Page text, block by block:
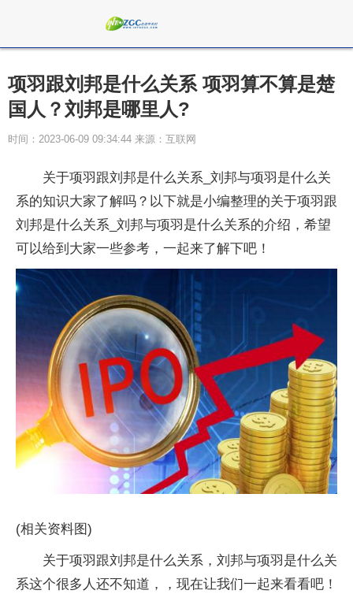
项羽跟刘邦是什么关系 项羽算不算是楚
国人？刘邦是哪里人?
时间：2023-06-09 09:34:44 来源：互联网
关于项羽跟刘邦是什么关系_刘邦与项羽是什么关
系的知识大家了解吗？以下就是小编整理的关于项羽跟
刘邦是什么关系_刘邦与项羽是什么关系的介绍，希望
可以给到大家一些参考，一起来了解下吧！
(相关资料图)
关于项羽跟刘邦是什么关系，刘邦与项羽是什么关
系这个很多人还不知道，，现在让我们一起来看看吧！